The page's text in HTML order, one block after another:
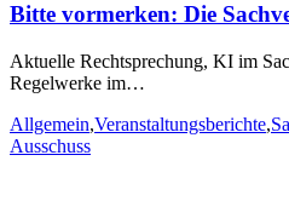
Bitte vormerken: Die
Aktuelle Rechtsprechung, KI im
Regelwerke im…
Allgemein,Veranstaltungsberichte,
Ausschuss